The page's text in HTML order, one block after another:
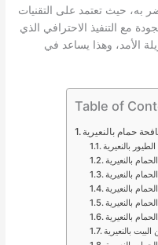
به، حيث تعتمد على التقنيات
مع التنفيذ الاحترافي الذي
الأمد، وهذا يساعد في
Table of
حمام بالنعيرية
بالنعيرية
بالنعيرية
بالنعيرية
بالنعيرية
بالنعيرية
بالنعيرية
بالنعيرية